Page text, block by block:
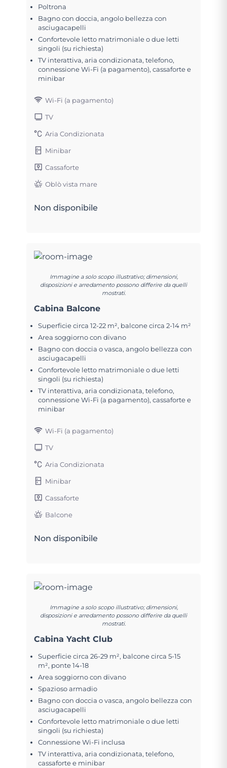
Poltrona
Bagno con doccia, angolo bellezza con
asciugacapelli
Confortevole letto matrimoniale o due letti
singoli (su richiesta)
TV interattiva, aria condizionata, telefono,
connessione Wi-Fi (a pagamento), cassaforte e
minibar
Wi-Fi (a pagamento)
TV
Aria Condizionata
Minibar
Cassaforte
Oblò vista mare
Non disponibile
Immagine a solo scopo illustrativo; dimensioni,
disposizioni e arredamento possono differire da quelli
mostrati.
Cabina Balcone
Superficie circa 12-22 m², balcone circa 2-14 m²
Area soggiorno con divano
Bagno con doccia o vasca, angolo bellezza con
asciugacapelli
Confortevole letto matrimoniale o due letti
singoli (su richiesta)
TV interattiva, aria condizionata, telefono,
connessione Wi-Fi (a pagamento), cassaforte e
minibar
Wi-Fi (a pagamento)
TV
Aria Condizionata
Minibar
Cassaforte
Balcone
Non disponibile
Immagine a solo scopo illustrativo; dimensioni,
disposizioni e arredamento possono differire da quelli
mostrati.
Cabina Yacht Club
Superficie circa 26-29 m², balcone circa 5-15
m², ponte 14-18
Area soggiorno con divano
Spazioso armadio
Bagno con doccia o vasca, angolo bellezza con
asciugacapelli
Confortevole letto matrimoniale o due letti
singoli (su richiesta)
Connessione Wi-Fi inclusa
TV interattiva, aria condizionata, telefono,
cassaforte e minibar